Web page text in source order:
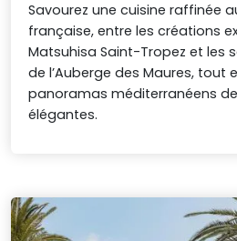
Savourez une cuisine raffinée
française, entre les créations
Matsuhisa Saint-Tropez et les
de l’Auberge des Maures, tout
panoramas méditerranéens
élégantes.